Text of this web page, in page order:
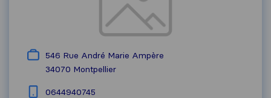
546 Rue André Marie Ampère
34070 Montpellier
0644940745